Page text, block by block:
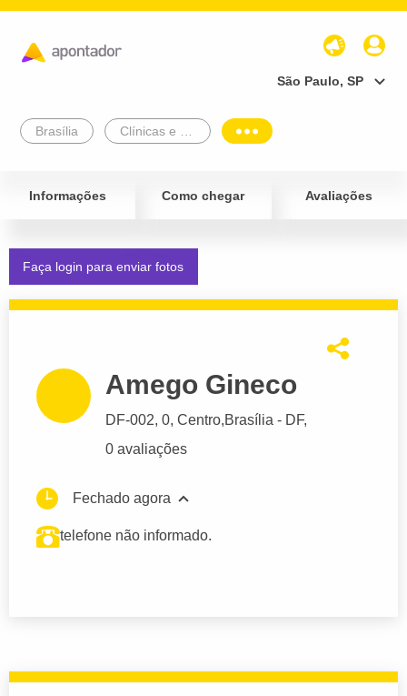
São Paulo, SP
Brasília
Informações Como chegar Avaliações
Faça login para enviar fotos
Amego Gineco
DF-002, 0, Centro,Brasília - DF,
0 avaliações
Fechado agora
telefone não informado.